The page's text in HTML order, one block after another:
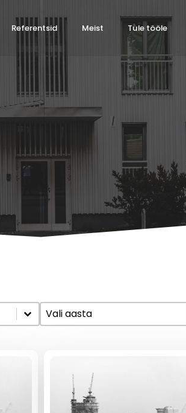
Referentsid Meist Tule tööle
Aasta
Select content
Select content